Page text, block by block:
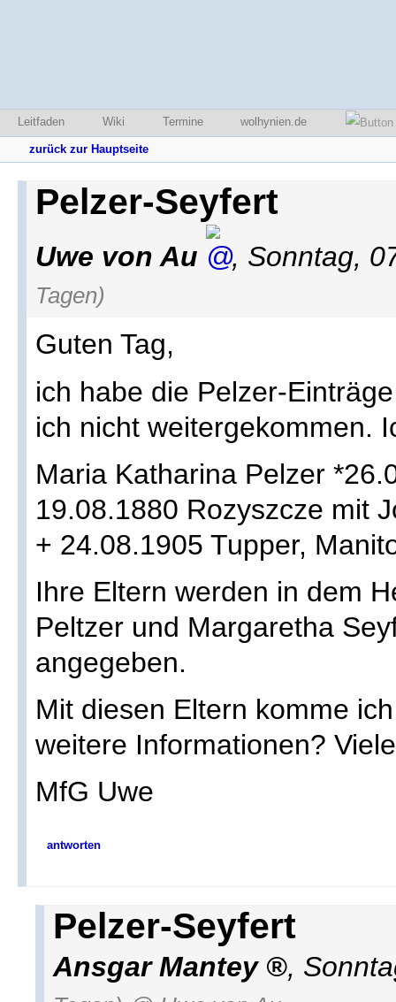
Leitfaden Wiki Termine wolhynien.de
zurück zur Hauptseite
Pelzer-Seyfert
Uwe von Au , Sonntag,
Tagen)
Guten Tag,
ich habe die Pelzer-
ich nicht weitergekommen.
Maria Katharina Pelzer
19.08.1880 Rozyszcze mit
+ 24.08.1905 Tupper,
Ihre Eltern werden in dem
Peltzer und Margaretha
angegeben.
Mit diesen Eltern komme
weitere Informationen?
MfG Uwe
antworten
Pelzer-Seyfert
Ansgar Mantey ,